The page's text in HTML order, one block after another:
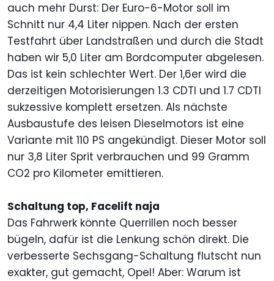
auch mehr Durst: Der Euro-6-Motor soll im
Schnitt nur 4,4 Liter nippen. Nach der ersten
Testfahrt über Landstraßen und durch die Stadt
haben wir 5,0 Liter am Bordcomputer abgelesen.
Das ist kein schlechter Wert. Der 1,6er wird die
derzeitigen Motorisierungen 1.3 CDTI und 1.7 CDTI
sukzessive komplett ersetzen. Als nächste
Ausbaustufe des leisen Dieselmotors ist eine
Variante mit 110 PS angekündigt. Dieser Motor soll
nur 3,8 Liter Sprit verbrauchen und 99 Gramm
CO2 pro Kilometer emittieren.
Schaltung top, Facelift naja
Das Fahrwerk könnte Querrillen noch besser
bügeln, dafür ist die Lenkung schön direkt. Die
verbesserte Sechsgang-Schaltung flutscht nun
exakter, gut gemacht, Opel! Aber: Warum ist